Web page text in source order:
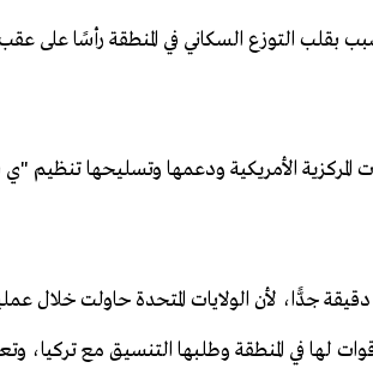
بقلب التوزع السكاني في المنطقة رأسًا على
المركزية الأمريكية ودعمها وتسليحها
جدًّا، لأن الولايات المتحدة حاولت خلال
لها في المنطقة وطلبها التنسيق مع تركيا،